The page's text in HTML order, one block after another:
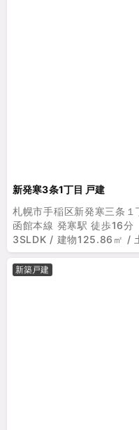
新発寒3条1丁目 戸建
札幌市手稲区新発寒三条１
函館本線 発寒駅 徒歩16分
3SLDK / 建物125.86㎡ /
新築戸建